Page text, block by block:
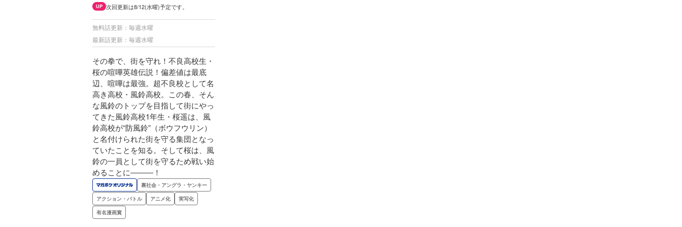
UP 次回更新は8/12(水曜)予定です。
無料話更新：毎週水曜
最新話更新：毎週水曜
その拳で、街を守れ！不良高校生・
桜の喧嘩英雄伝説！偏差値は最底
辺、喧嘩は最強。超不良校として名
高き高校・風鈴高校。この春、そん
な風鈴のトップを目指して街にやっ
てきた風鈴高校1年生・桜遥は、風
鈴高校が“防風鈴”（ボウフウリン）
と名付けられた街を守る集団となっ
ていたことを知る。そして桜は、風
鈴の一員として街を守るため戦い始
めることに―――！
裏社会・アングラ・ヤンキー
アクション・バトル
アニメ化
実写化
有名漫画賞